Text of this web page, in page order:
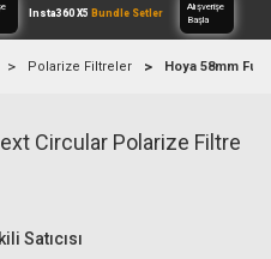
Setler
Alışverişe
Polarize Filtreler Hoya 58mm
Circular Polarize Filtre
Satıcısı